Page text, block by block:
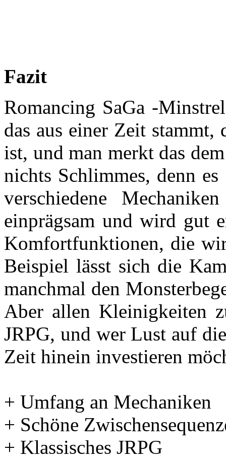
Fazit
Romancing SaGa -
das aus einer Zeit stammt,
ist, und man merkt das
nichts Schlimmes, denn
verschiedene
einprägsam und wird gut
Komfortfunktionen, die
Beispiel lässt sich die
manchmal den
Aber allen Kleinigkeiten
JRPG, und wer Lust auf
Zeit hinein investieren
+ Umfang an Mechaniken
+ Schöne
+ Klassisches JRPG